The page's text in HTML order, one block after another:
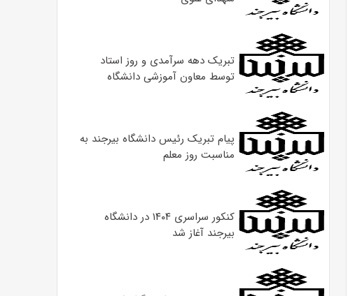
تبریک دهه سرآمدی و روز استاد
توسط معاون آموزشی دانشگاه
پیام تبریک رئیس دانشگاه بیرجند به
مناسبت روز معلم
کنکور سراسری ۱۴۰۴ در دانشگاه
بیرجند آغاز شد